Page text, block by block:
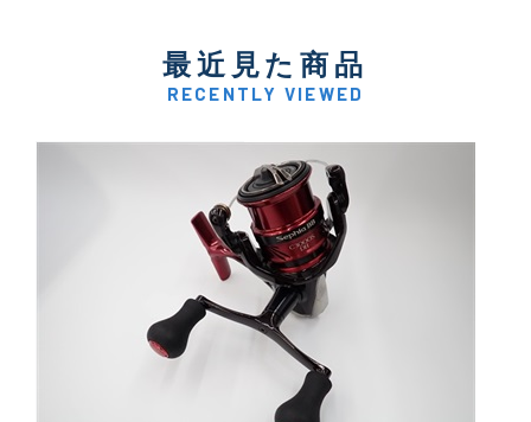
最近見た商品
RECENTLY VIEWED